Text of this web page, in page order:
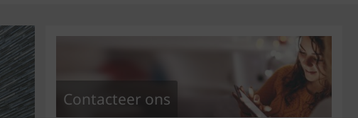
Contacteer ons